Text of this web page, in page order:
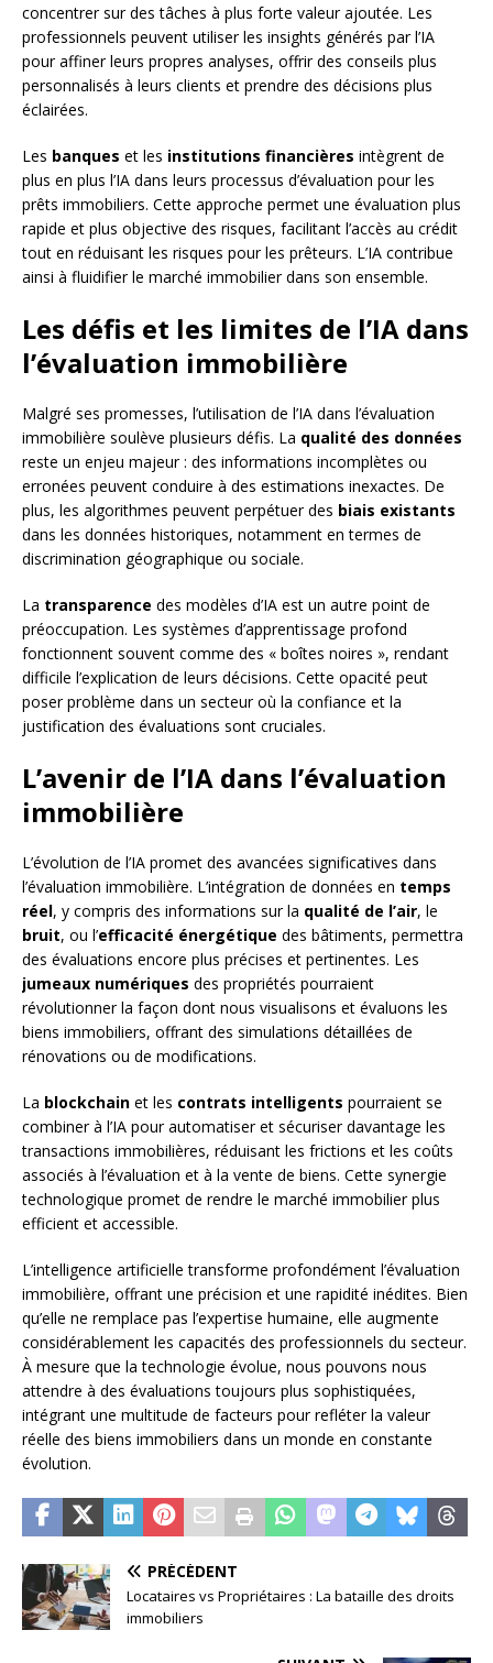
concentrer sur des tâches à plus forte valeur ajoutée. Les
professionnels peuvent utiliser les insights générés par l’IA
pour affiner leurs propres analyses, offrir des conseils plus
personnalisés à leurs clients et prendre des décisions plus
éclairées.
Les banques et les institutions financières intègrent de
plus en plus l’IA dans leurs processus d’évaluation pour les
prêts immobiliers. Cette approche permet une évaluation plus
rapide et plus objective des risques, facilitant l’accès au crédit
tout en réduisant les risques pour les prêteurs. L’IA contribue
ainsi à fluidifier le marché immobilier dans son ensemble.
Les défis et les limites de l’IA dans
l’évaluation immobilière
Malgré ses promesses, l’utilisation de l’IA dans l’évaluation
immobilière soulève plusieurs défis. La qualité des données
reste un enjeu majeur : des informations incomplètes ou
erronées peuvent conduire à des estimations inexactes. De
plus, les algorithmes peuvent perpétuer des biais existants
dans les données historiques, notamment en termes de
discrimination géographique ou sociale.
La transparence des modèles d’IA est un autre point de
préoccupation. Les systèmes d’apprentissage profond
fonctionnent souvent comme des « boîtes noires », rendant
difficile l’explication de leurs décisions. Cette opacité peut
poser problème dans un secteur où la confiance et la
justification des évaluations sont cruciales.
L’avenir de l’IA dans l’évaluation
immobilière
L’évolution de l’IA promet des avancées significatives dans
l’évaluation immobilière. L’intégration de données en temps
réel, y compris des informations sur la qualité de l’air, le
bruit, ou l’efficacité énergétique des bâtiments, permettra
des évaluations encore plus précises et pertinentes. Les
jumeaux numériques des propriétés pourraient
révolutionner la façon dont nous visualisons et évaluons les
biens immobiliers, offrant des simulations détaillées de
rénovations ou de modifications.
La blockchain et les contrats intelligents pourraient se
combiner à l’IA pour automatiser et sécuriser davantage les
transactions immobilières, réduisant les frictions et les coûts
associés à l’évaluation et à la vente de biens. Cette synergie
technologique promet de rendre le marché immobilier plus
efficient et accessible.
L’intelligence artificielle transforme profondément l’évaluation
immobilière, offrant une précision et une rapidité inédites. Bien
qu’elle ne remplace pas l’expertise humaine, elle augmente
considérablement les capacités des professionnels du secteur.
À mesure que la technologie évolue, nous pouvons nous
attendre à des évaluations toujours plus sophistiquées,
intégrant une multitude de facteurs pour refléter la valeur
réelle des biens immobiliers dans un monde en constante
évolution.
PRÉCÉDENT
Locataires vs Propriétaires : La bataille des droits
immobiliers